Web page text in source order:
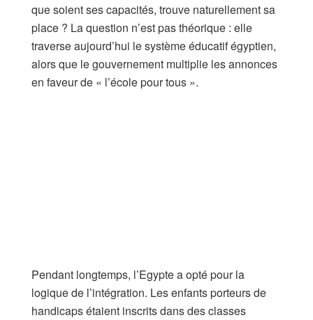
que soient ses capacités, trouve naturellement sa
place ? La question n’est pas théorique : elle
traverse aujourd’hui le système éducatif égyptien,
alors que le gouvernement multiplie les annonces
en faveur de « l’école pour tous ».
Pendant longtemps, l’Egypte a opté pour la
logique de l’intégration. Les enfants porteurs de
handicaps étaient inscrits dans des classes